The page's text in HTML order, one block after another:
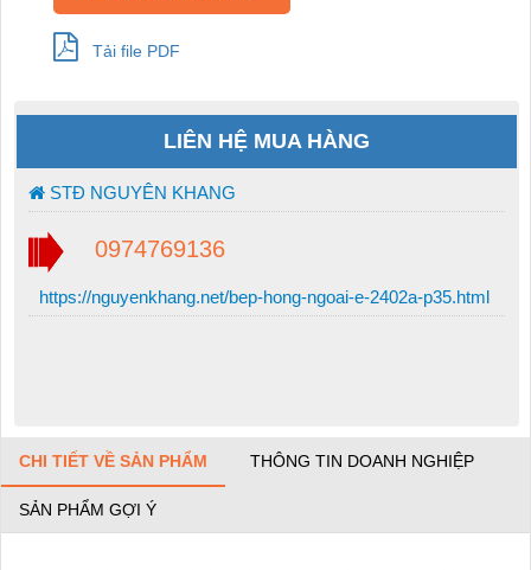
Tải file PDF
LIÊN HỆ MUA HÀNG
STĐ NGUYÊN KHANG
0974769136
https://nguyenkhang.net/bep-hong-ngoai-e-2402a-p35.html
CHI TIẾT VỀ SẢN PHẨM THÔNG TIN DOANH NGHIỆP
SẢN PHẨM GỢI Ý